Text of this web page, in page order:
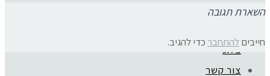
המלצות
בלוג
צור קשר
השארת תגובה
חייביםלהתחבר כדי להגיב.